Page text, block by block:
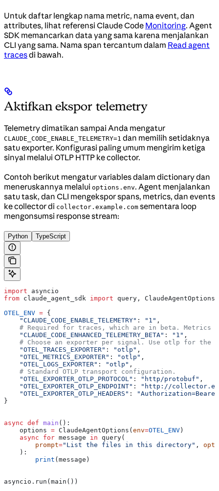
Untuk daftar lengkap nama metric, nama event, dan
attributes, lihat referensi Claude Code Monitoring. Agent
SDK memancarkan data yang sama karena menjalankan
CLI yang sama. Nama span tercantum dalam Read agent
tracesdi bawah.
Aktifkan ekspor telemetry
Telemetry dimatikan sampai Anda mengatur
CLAUDE_CODE_ENABLE_TELEMETRY=1 dan memilih setidaknya
satu exporter. Konfigurasi paling umum mengirim ketiga
sinyal melalui OTLP HTTP ke collector.
Contoh berikut mengatur variables dalam dictionary dan
meneruskannya melalui options.env. Agent menjalankan
satu task, dan CLI mengekspor spans, metrics, dan events
ke collector di collector.example.com sementara loop
mengonsumsi response stream:
Python TypeScript
import asyncio
from claude_agent_sdk import query, ClaudeAgentOptions
OTEL_ENV = {
    "CLAUDE_CODE_ENABLE_TELEMETRY"
: "1" ,
# Required for traces, which are in beta. Metrics
    "CLAUDE_CODE_ENHANCED_TELEMETRY_BETA"
: "1" ,
# Choose an exporter per signal. Use otlp for the
    "OTEL_TRACES_EXPORTER"
: "otlp" ,
    "OTEL_METRICS_EXPORTER"
: "otlp" ,
    "OTEL_LOGS_EXPORTER"
: "otlp" ,
    # Standard OTLP transport configuration.
    "OTEL_EXPORTER_OTLP_PROTOCOL"
: "http/protobuf" ,
    "OTEL_EXPORTER_OTLP_ENDPOINT"
:
"http://
    "OTEL_EXPORTER_OTLP_HEADERS"
:
}
async def main ():
    options
= ClaudeAgentOptions( env=OTEL_ENV )
    async
for message in query(
        prompt
="List the files in this directory" ,
    ):
        print
(message)
asyncio.run(main())